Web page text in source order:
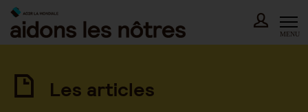
Skip
content
MENU
Les articles